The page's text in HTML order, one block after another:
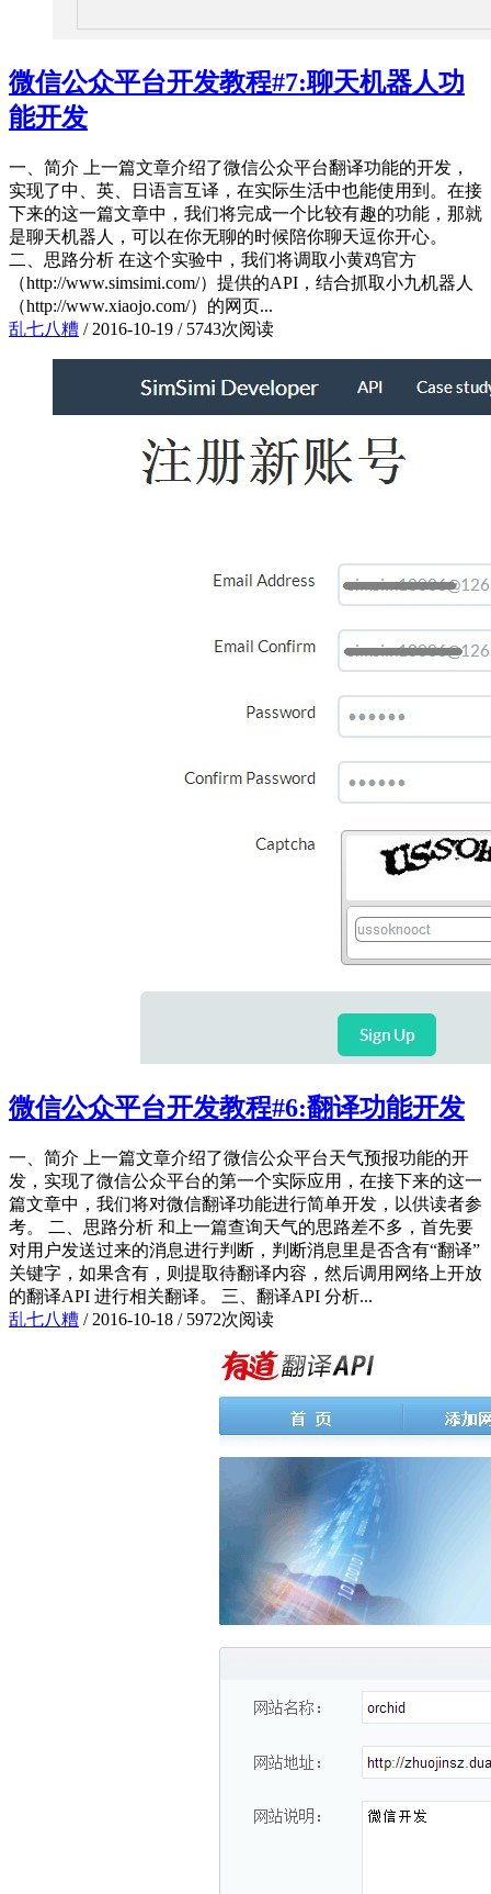
微信公众平台开发教程#7:聊天机器人功
能开发
一、简介 上一篇文章介绍了微信公众平台翻译功能的开发，
实现了中、英、日语言互译，在实际生活中也能使用到。在接
下来的这一篇文章中，我们将完成一个比较有趣的功能，那就
是聊天机器人，可以在你无聊的时候陪你聊天逗你开心。
二、思路分析 在这个实验中，我们将调取小黄鸡官方
（http://www.simsimi.com/）提供的API，结合抓取小九机器人
（http://www.xiaojo.com/）的网页...
乱七八糟 / 2016-10-19 / 5743次阅读
微信公众平台开发教程#6:翻译功能开发
一、简介 上一篇文章介绍了微信公众平台天气预报功能的开
发，实现了微信公众平台的第一个实际应用，在接下来的这一
篇文章中，我们将对微信翻译功能进行简单开发，以供读者参
考。 二、思路分析 和上一篇查询天气的思路差不多，首先要
对用户发送过来的消息进行判断，判断消息里是否含有“翻译”
关键字，如果含有，则提取待翻译内容，然后调用网络上开放
的翻译API 进行相关翻译。 三、翻译API 分析...
乱七八糟 / 2016-10-18 / 5972次阅读